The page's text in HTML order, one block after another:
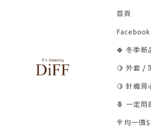
首頁
Facebook
🍀 冬季新
🍋 外套 /
🍋 針織背
🍍 一定用
🍭均一價